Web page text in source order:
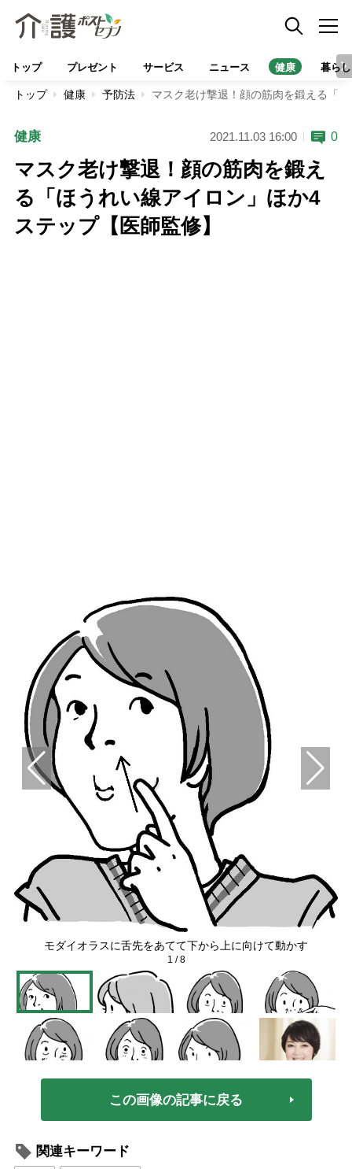
トップ プレゼント サービス ニュース 健康 暮らし
トップ 健康 予防法 マスク老け撃退！顔の筋肉を鍛える「
健康 2021.11.03 16:00 0
マスク老け撃退！顔の筋肉を鍛え
る「ほうれい線アイロン」ほか4
ステップ【医師監修】
モダイオラスに舌先をあてて下から上に向けて動かす
1 /8
この画像の記事に戻る
関連キーワード